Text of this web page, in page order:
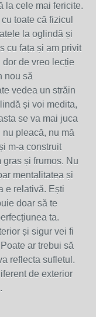
la cele mai fericite.
toate că fizicul
la oglindă și
cu fața și am privit
dor de vreo lecție
nou să
vedea un străin
și voi medita,
se va mai juca
pleacă, nu mă
m-a construit
gras și frumos. Nu
mentalitatea și
e relativă. Ești
doar să te
ta.
și sigur vei fi
ar trebui să
reflecta sufletul.
de exterior